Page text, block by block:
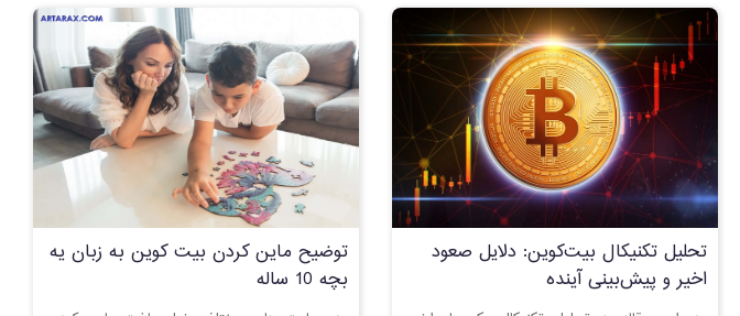
روش‌های طراحی پلتفرم است. این مقاله شما را با
مراحل ضروری این فرآیند آشنا می‌کند.
تحلیل تکنیکال بیت‌کوین: دلایل صعود
اخیر و پیش‌بینی آینده
توضیح ماین کردن بیت کوین به زبان یه
بچه 10 ساله